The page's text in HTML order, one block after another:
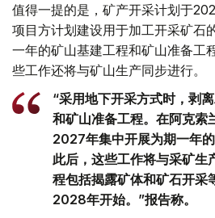
值得一提的是，矿产开采计划于
项目方计划建设用于加工开采矿石
一年的矿山基建工程和矿山准备工
些工作还将与矿山生产同步进行。
“采用地下开采方式时，剥
和矿山准备工程。在阿克索
2027年集中开展为期一年的
此后，这些工作将与采矿生
程包括揭露矿体和矿石开采
2028年开始。”报告称。